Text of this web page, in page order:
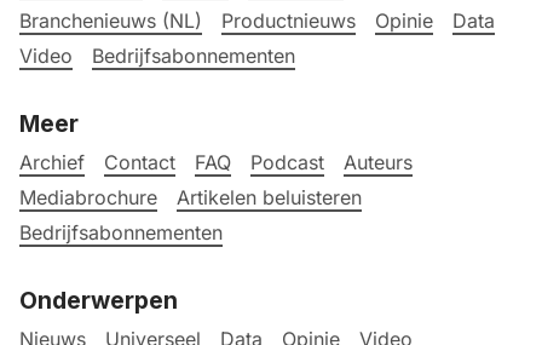
Branchenieuws (NL)
Productnieuws Opinie
Data
Video
Bedrijfsabonnementen
Meer
Archief Contact FAQ Podcast
Auteurs
Mediabrochure
Artikelen beluisteren
Bedrijfsabonnementen
Onderwerpen
Nieuws Universeel Data Opinie Video